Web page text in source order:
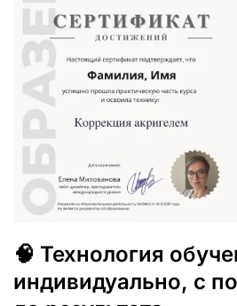
🧠 Технология
индивидуально, с